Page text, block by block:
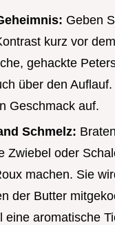
Geben
kurz vor
gehackte
über den
Geschmack auf.
Schmelz:
Zwiebel oder
machen. Sie
der Butter
eine aromatische